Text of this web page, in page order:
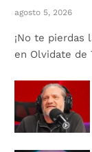
agosto 5, 2026
¡No te pierdas
en Olvidate de